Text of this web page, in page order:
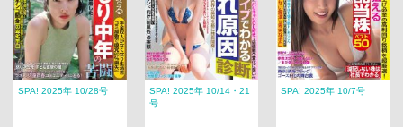
SPA! 2025年 10/28号
SPA! 2025年 10/14・21
号
SPA! 2025年 10/7号